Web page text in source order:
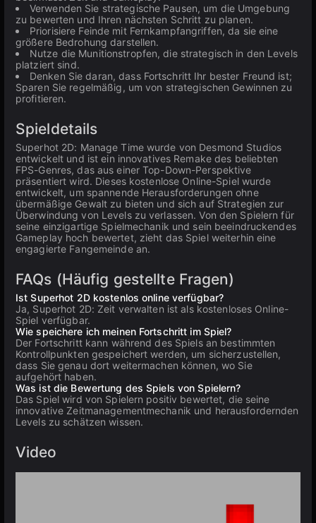
Verwenden Sie strategische Pausen, um die Umgebung
zu bewerten und Ihren nächsten Schritt zu planen.
Priorisiere Feinde mit Fernkampfangriffen, da sie eine
größere Bedrohung darstellen.
Nutze die Munitionstropfen, die strategisch in den Levels
platziert sind.
Denken Sie daran, dass Fortschritt Ihr bester Freund ist;
Sparen Sie regelmäßig, um von strategischen Gewinnen zu
profitieren.
Spieldetails
Superhot 2D: Manage Time wurde von Desmond Studios
entwickelt und ist ein innovatives Remake des beliebten
FPS-Genres, das aus einer Top-Down-Perspektive
präsentiert wird. Dieses kostenlose Online-Spiel wurde
entwickelt, um spannende Herausforderungen ohne
übermäßige Gewalt zu bieten und sich auf Strategien zur
Überwindung von Levels zu verlassen. Von den Spielern für
seine einzigartige Spielmechanik und sein beeindruckendes
Gameplay hoch bewertet, zieht das Spiel weiterhin eine
engagierte Fangemeinde an.
FAQs (Häufig gestellte Fragen)
Ist Superhot 2D kostenlos online verfügbar?
Ja, Superhot 2D: Zeit verwalten ist als kostenloses Online-
Spiel verfügbar.
Wie speichere ich meinen Fortschritt im Spiel?
Der Fortschritt kann während des Spiels an bestimmten
Kontrollpunkten gespeichert werden, um sicherzustellen,
dass Sie genau dort weitermachen können, wo Sie
aufgehört haben.
Was ist die Bewertung des Spiels von Spielern?
Das Spiel wird von Spielern positiv bewertet, die seine
innovative Zeitmanagementmechanik und herausfordernden
Levels zu schätzen wissen.
Video